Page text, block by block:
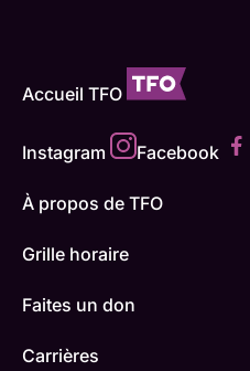
Accueil TFO
Instagram Facebook
À propos de TFO
Grille horaire
Faites un don
Carrières